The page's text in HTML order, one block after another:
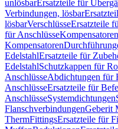
unlösbarErsatzteile für
Verbindungen, lösbar
lösbarVerschlüsseErsatzteile
für AnschlüsseKompensatoren
Kompensatoren
EdelstahlErsatzteile für
EdelstahlSchutzkappen für
AnschlüsseAbdichtungen für
AnschlüsseErsatzteile für
AnschlüsseSystemdichtungen
FlanschverbindungenGeberit
ThermFittingsErsatzteile für